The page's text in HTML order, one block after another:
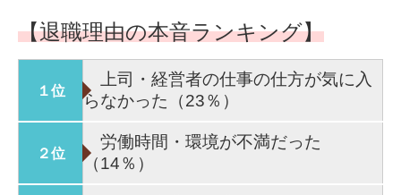
【退職理由の本音ランキング】
１位
上司・経営者の仕事の仕方が気に入
らなかった（23％）
２位
労働時間・環境が不満だった
（14％）